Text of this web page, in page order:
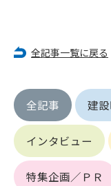
全記事一覧に戻る
全記事 建
インタビュー
特集企画／ＰＲ
する場合を除き、
(2) 個々の会員を特
者に提供する場合
(3) 第三者および
に必要であると
(4) 法令等により開